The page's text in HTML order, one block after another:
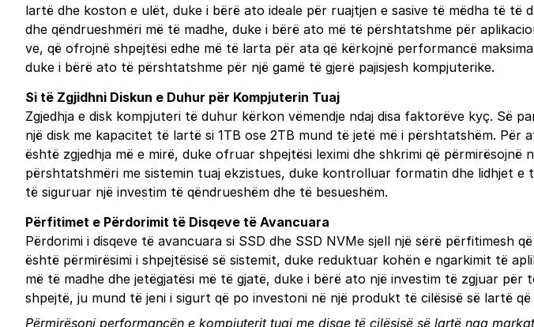
lartë dhe koston e ulët, duke i bërë ato ideale për ruajtjen e sasive të mëdha të
dhe qëndrueshmëri më të madhe, duke i bërë ato më të përshtatshme për
ve, që ofrojnë shpejtësi edhe më të larta për ata që kërkojnë performancë
duke i bërë ato të përshtatshme për një gamë të gjerë pajisjesh kompjuterike.
Si të Zgjidhni Diskun e Duhur për Kompjuterin Tuaj
Zgjedhja e disk kompjuteri të duhur kërkon vëmendje ndaj disa faktorëve kyç. Së
një disk me kapacitet të lartë si 1TB ose 2TB mund të jetë më i përshtatshëm.
është zgjedhja më e mirë, duke ofruar shpejtësi leximi dhe shkrimi që
përshtatshmëri me sistemin tuaj ekzistues, duke kontrolluar formatin dhe lidhjet
të siguruar një investim të qëndrueshëm dhe të besueshëm.
Përfitimet e Përdorimit të Disqeve të Avancuara
Përdorimi i disqeve të avancuara si SSD dhe SSD NVMe sjell një sërë
është përmirësimi i shpejtësisë së sistemit, duke reduktuar kohën e ngarkimit të
më të madhe dhe jetëgjatësi më të gjatë, duke i bërë ato një investim të zgjuar
shpejtë, ju mund të jeni i sigurt që po investoni në një produkt të cilësisë së lartë
Përmirësoni performancën e kompjuterit tuaj me disqe të cilësisë së lartë nga